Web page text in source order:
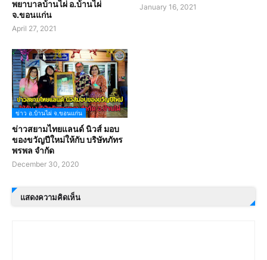
พยาบาลบ้านไผ่ อ.บ้านไผ่
จ.ขอนแก่น
April 27, 2021
January 16, 2021
ข่าว อ.บ้านไผ่ จ.ขอนแก่น
ข่าวสยามไทยแลนด์ นิวส์ มอบ
ของขวัญปีใหม่ให้กับ บริษัทภัทร
พรพล จำกัด
December 30, 2020
แสดงความคิดเห็น